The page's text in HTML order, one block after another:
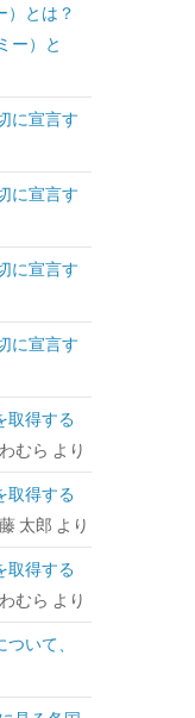
ラック
、6本
静音フ
対応；
ートパ
115X &
2TB
タバック
08-07 04:03
）とは？
ー）と
に宣言す
に宣言す
に宣言す
に宣言す
取得する
むら より
取得する
太郎 より
取得する
むら より
いて、